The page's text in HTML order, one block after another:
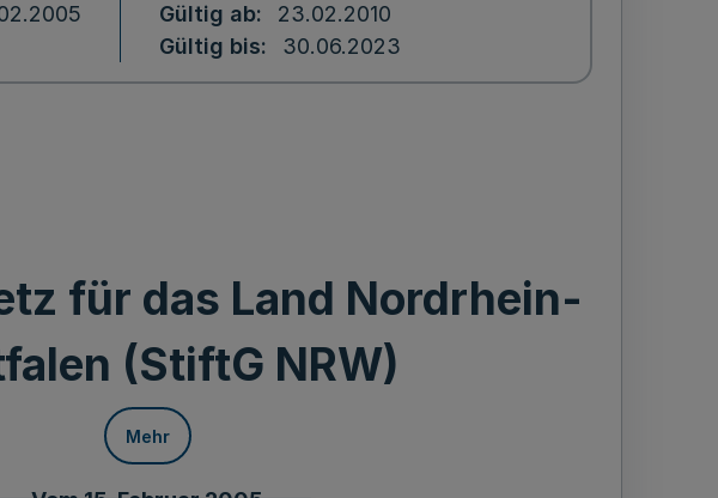
Gültig ab
23.02.2010
Gültig bis
30.06.2023
für das Land Nordrhein-
(StiftG NRW)
Mehr